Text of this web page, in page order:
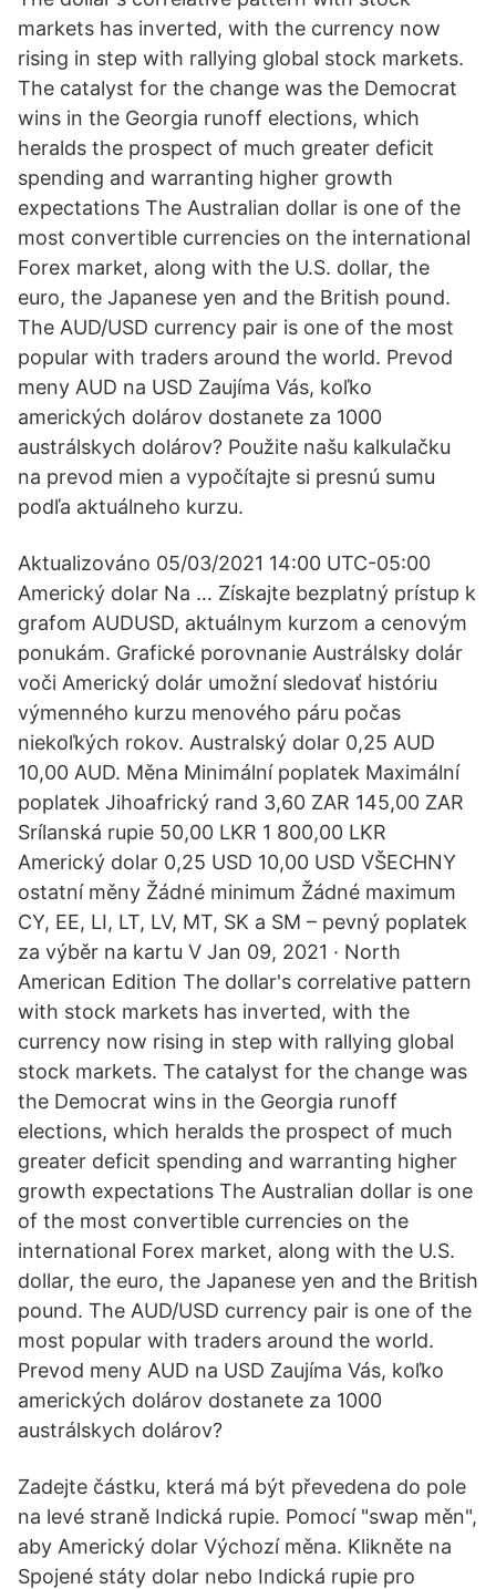
markets has inverted, with the currency now
rising in step with rallying global stock markets.
The catalyst for the change was the Democrat
wins in the Georgia runoff elections, which
heralds the prospect of much greater deficit
spending and warranting higher growth
expectations The Australian dollar is one of the
most convertible currencies on the international
Forex market, along with the U.S. dollar, the
euro, the Japanese yen and the British pound.
The AUD/USD currency pair is one of the most
popular with traders around the world. Prevod
meny AUD na USD Zaujíma Vás, koľko
amerických dolárov dostanete za 1000
austrálskych dolárov? Použite našu kalkulačku
na prevod mien a vypočítajte si presnú sumu
podľa aktuálneho kurzu.
Aktualizováno 05/03/2021 14:00 UTC-05:00
Americký dolar Na … Získajte bezplatný prístup k
grafom AUDUSD, aktuálnym kurzom a cenovým
ponukám. Grafické porovnanie Austrálsky dolár
voči Americký dolár umožní sledovať históriu
výmenného kurzu menového páru počas
niekoľkých rokov. Australský dolar 0,25 AUD
10,00 AUD. Měna Minimální poplatek Maximální
poplatek Jihoafrický rand 3,60 ZAR 145,00 ZAR
Srílanská rupie 50,00 LKR 1 800,00 LKR
Americký dolar 0,25 USD 10,00 USD VŠECHNY
ostatní měny Žádné minimum Žádné maximum
CY, EE, LI, LT, LV, MT, SK a SM – pevný poplatek
za výběr na kartu V Jan 09, 2021 · North
American Edition The dollar's correlative pattern
with stock markets has inverted, with the
currency now rising in step with rallying global
stock markets. The catalyst for the change was
the Democrat wins in the Georgia runoff
elections, which heralds the prospect of much
greater deficit spending and warranting higher
growth expectations The Australian dollar is one
of the most convertible currencies on the
international Forex market, along with the U.S.
dollar, the euro, the Japanese yen and the British
pound. The AUD/USD currency pair is one of the
most popular with traders around the world.
Prevod meny AUD na USD Zaujíma Vás, koľko
amerických dolárov dostanete za 1000
austrálskych dolárov?
Zadejte částku, která má být převedena do pole
na levé straně Indická rupie. Pomocí "swap měn",
aby Americký dolar Výchozí měna. Klikněte na
Spojené státy dolar nebo Indická rupie pro